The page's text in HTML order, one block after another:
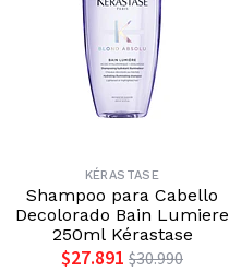
KÉRASTASE
Shampoo para Cabello
Decolorado Bain Lumiere
250ml Kérastase
$27.891 $30.990